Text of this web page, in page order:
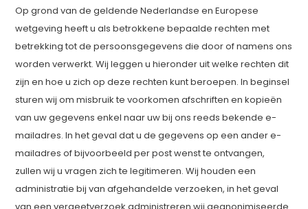
Op grond van de geldende Nederlandse en Europese
wetgeving heeft u als betrokkene bepaalde rechten met
betrekking tot de persoonsgegevens die door of namens ons
worden verwerkt. Wij leggen u hieronder uit welke rechten dit
zijn en hoe u zich op deze rechten kunt beroepen. In beginsel
sturen wij om misbruik te voorkomen afschriften en kopieën
van uw gegevens enkel naar uw bij ons reeds bekende e-
mailadres. In het geval dat u de gegevens op een ander e-
mailadres of bijvoorbeeld per post wenst te ontvangen,
zullen wij u vragen zich te legitimeren. Wij houden een
administratie bij van afgehandelde verzoeken, in het geval